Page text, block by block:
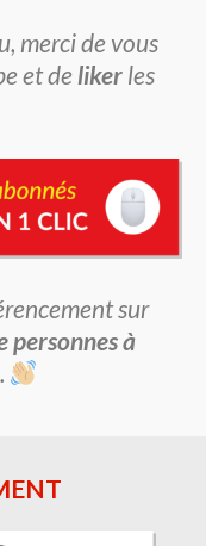
merci de vous
et de likerles
sur
personnes à
.